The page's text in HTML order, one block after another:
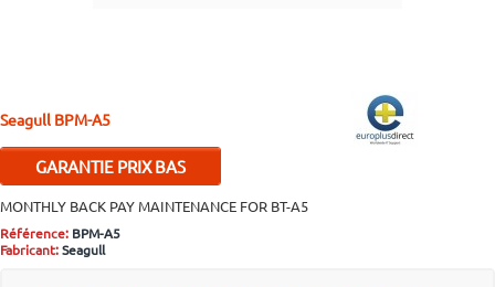
Seagull BPM-A5
GARANTIE PRIX BAS
trouvez moins cher ailleurs,
contactez-nous pour bénéficier
d'un ajustement.
MONTHLY BACK PAY MAINTENANCE FOR BT-A5
Référence: BPM-A5
Fabricant:Seagull